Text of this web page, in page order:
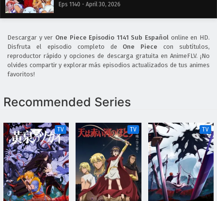
Eps 1140 - April 30, 2026
Descargar y ver One Piece Episodio 1141 Sub Español online en HD.
Disfruta el episodio completo de One Piece con subtítulos,
reproductor rápido y opciones de descarga gratuita en AnimeFLV. ¡No
olvides compartir y explorar más episodios actualizados de tus animes
favoritos!
Recommended Series
TV TV TV